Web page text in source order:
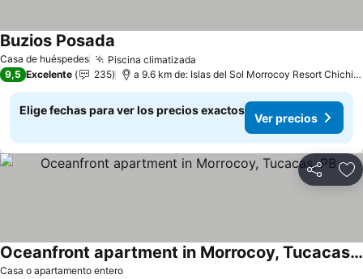
Casa de huéspedes Piscina climatizada
Buzios Posada
9,5 Excelente 235 a 9.6 km de: Islas del Sol Morrocoy Resort Chichiriviche
Elige fechas para ver los precios exactos
Ver precios
Compartir
Casa o apartamento entero
Oceanfront apartment in Morrocoy, Tucacas, PB